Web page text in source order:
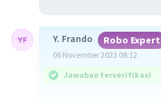
Y. Frando Robo Expert
06 November 2023 08:12
Jawaban terverifikasi